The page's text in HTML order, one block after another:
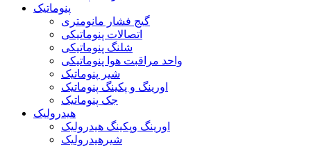
پنوماتیک
گیج فشار مانومتری
اتصالات پنوماتیکی
شلنگ پنوماتیکی
واحد مراقبت هوا پنوماتیکی
شیر پنوماتیک
اورینگ و پکینگ پنوماتیک
جک پنوماتیک
هیدرولیک
اورینگ وپکینگ هیدرولیک
شیرهیدرولیک